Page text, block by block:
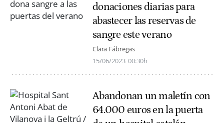
donaciones diarias para
abastecer las reservas de
sangre este verano
Clara Fábregas
15/06/2023 00:30h
Abandonan un maletín con
64.000 euros en la puerta